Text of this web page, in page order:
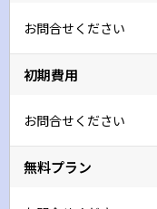
お問合せください
初期費用
お問合せください
無料プラン